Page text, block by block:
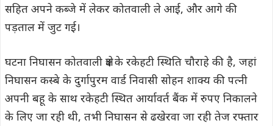
सहित अपने कब्जे में लेकर कोतवाली ले आई, और आगे की
पड़ताल में जुट गई।
घटना निघासन कोतवाली क्षेत्र के रकेहटी स्थिति चौराहे की है, जहां
निघासन कस्बे के दुर्गापुरम वार्ड निवासी सोहन शाक्य की पत्नी
अपनी बहू के साथ रकेहटी स्थित आर्यावर्त बैंक में रुपए निकालने
के लिए जा रही थी, तभी निघासन से ढखेरवा जा रही तेज रफ्तार